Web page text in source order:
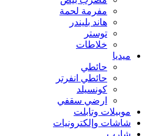
مفرمة لحمة
هاند بليندر
توستر
خلاطات
ميديا
حائطي
حائطي انفرتر
كونسيلد
ارضي سقفي
موبيلات وتابلت
شاشات وإلكترونيات
شارب